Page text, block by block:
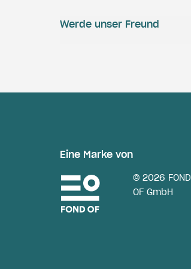
Werde unser Freund
Eine Marke von
© 2026 FOND
OF GmbH